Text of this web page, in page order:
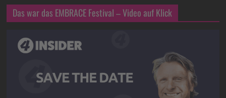
Das war das EMBRACE Festival – Video auf Klick